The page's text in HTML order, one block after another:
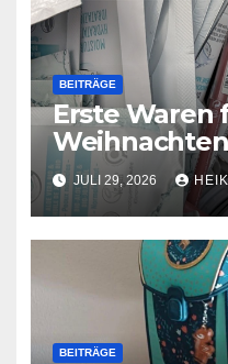
BEITRÄGE
Erste Waren
JULI 29, 2026
BEITRÄGE